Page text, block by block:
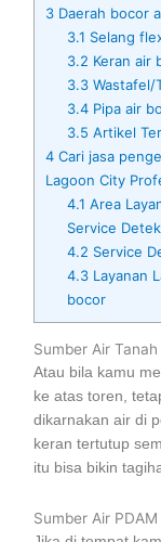
3 Daerah bocor
3.1 Selang
3.2 Keran air
3.3Wastafel/
3.4Pipa air
3.5 Artikel
4 Cari jasa
Lagoon City
4.1 Area
Service
4.2 Service
4.3Layanan
bocor
Sumber Air Tanah
Atau bila kamu
ke atas toren,
dikarnakan air di
keran tertutup
itu bisa bikin
Sumber Air PDAM